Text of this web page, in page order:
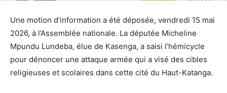
Une motion d’information a été déposée, vendredi 15 mai
2026, à l’Assemblée nationale. La députée Micheline
Mpundu Lundeba, élue de Kasenga, a saisi l’hémicycle
pour dénoncer une attaque armée qui a visé des cibles
religieuses et scolaires dans cette cité du Haut-Katanga.